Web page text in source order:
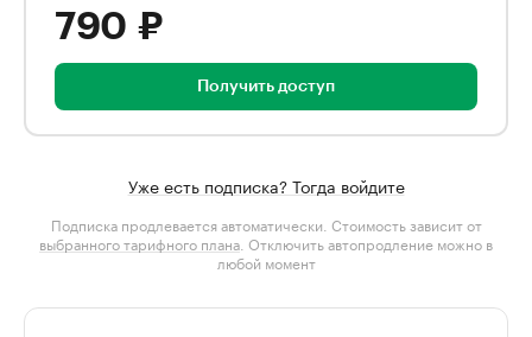
790 ₽
Получить доступ
Уже есть подписка? Тогда войдите
Подписка продлевается автоматически. Стоимость зависит от
выбранного тарифного плана . Отключить автопродление можно в
любой момент